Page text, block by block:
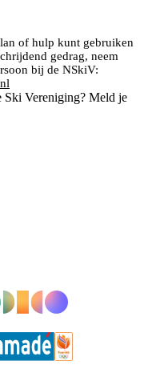
of hulp kunt gebruiken
gedrag, neem
bij de NSkiV:
Ski Vereniging? Meld je